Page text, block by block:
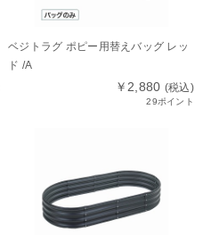
ベジトラグ ポピー用替えバッグ レッ
ド /A
￥2,880 (税込)
29ポイント